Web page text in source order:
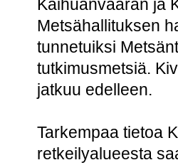
Kaihuanvaaran ja
Metsähallituksen
tunnetuiksi
tutkimusmetsiä.
jatkuu edelleen.
Tarkempaa tietoa
retkeilyalueesta